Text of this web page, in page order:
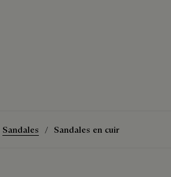
Sandales Sandales en cuir